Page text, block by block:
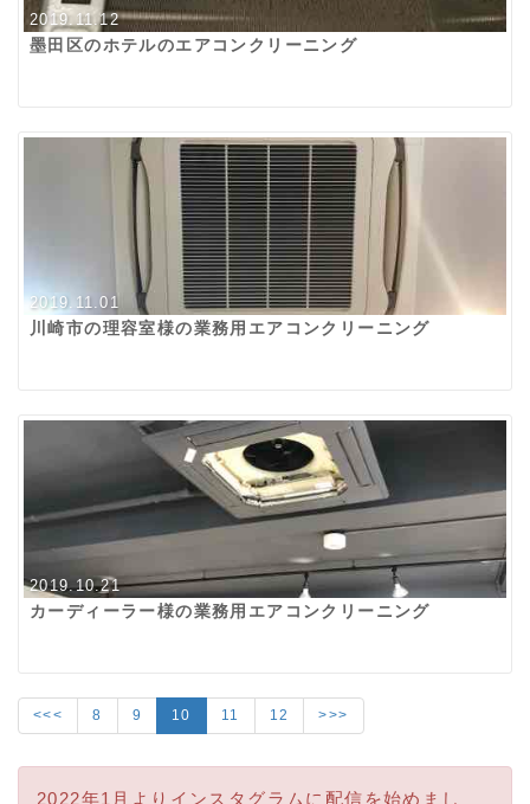
2019.11.12
墨田区のホテルのエアコンクリーニング
2019.11.01
川崎市の理容室様の業務用エアコンクリーニング
2019.10.21
カーディーラー様の業務用エアコンクリーニング
<<< 8 9 10 11 12 >>>
2022年1月よりインスタグラムに配信を始めまし